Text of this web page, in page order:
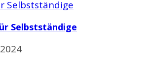
Selbstständige